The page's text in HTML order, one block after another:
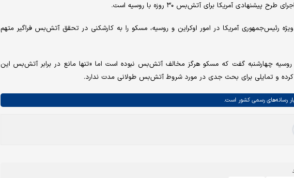
آمریکا برای آتش‌بس ۳۰ روزه با روسیه است.
رئیس‌جمهوری آمریکا در امور اوکراین و روسیه، مسکو را به کارشکنی در تحقق آتش‌بس فراگیر متهم
روسیه چهارشنبه گفت که مسکو هرگز مخالف آتش‌بس نبوده است اما «تنها مانع در برابر آتش‌بس این
کرده و تمایلی برای بحث جدی در مورد شروط آتش‌بس طولانی مدت ندارد.
رسانه‌های رسمی کشور است.